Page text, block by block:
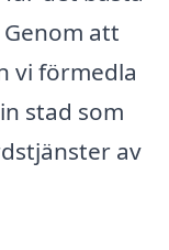
att
vi förmedla
stad som
av